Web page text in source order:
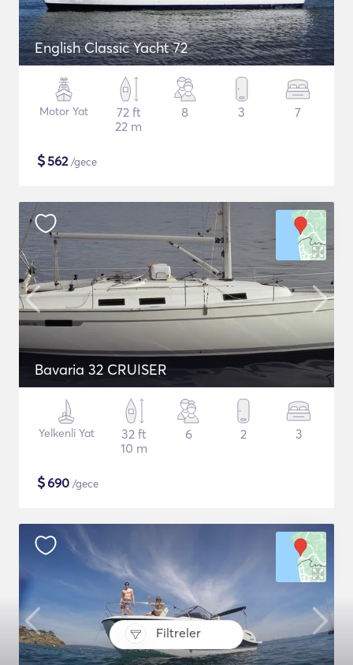
Filtreler
English Classic Yacht 72
Motor Yat
72 ft
22 m
8 3 7
$562/gece
Bavaria 32 CRUISER
Yelkenli Yat
32 ft
10 m
6 2 3
$690 /gece